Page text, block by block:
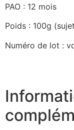
PAO : 12 mois
Poids : 100g
Numéro de lot :